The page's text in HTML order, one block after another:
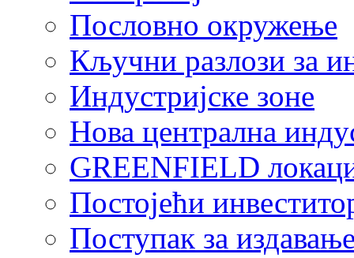
Пословно окружење
Кључни разлози за
Индустријске зоне
Нова централна
GREENFIELD
Постојећи
Поступак за